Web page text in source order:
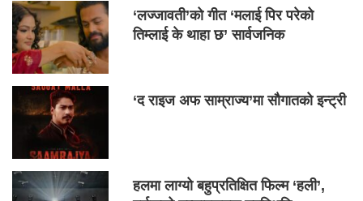
‘लज्जावती’को गीत ‘मलाई पिर परेको
तिम्लाई के थाहा छ’ सार्वजनिक
‘द राइज अफ साम्राज्य’मा सौगातको इन्ट्री
हलमा लाग्यो बहुप्रतिक्षित फिल्म ‘हली’,